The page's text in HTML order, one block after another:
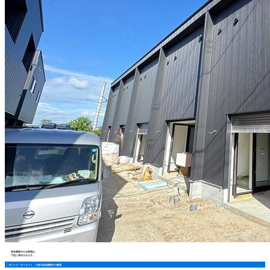
現在募集中のお部屋は
下記に表示されます。
ガレージ・ディライト Ｃ棟の現在募集中の部屋